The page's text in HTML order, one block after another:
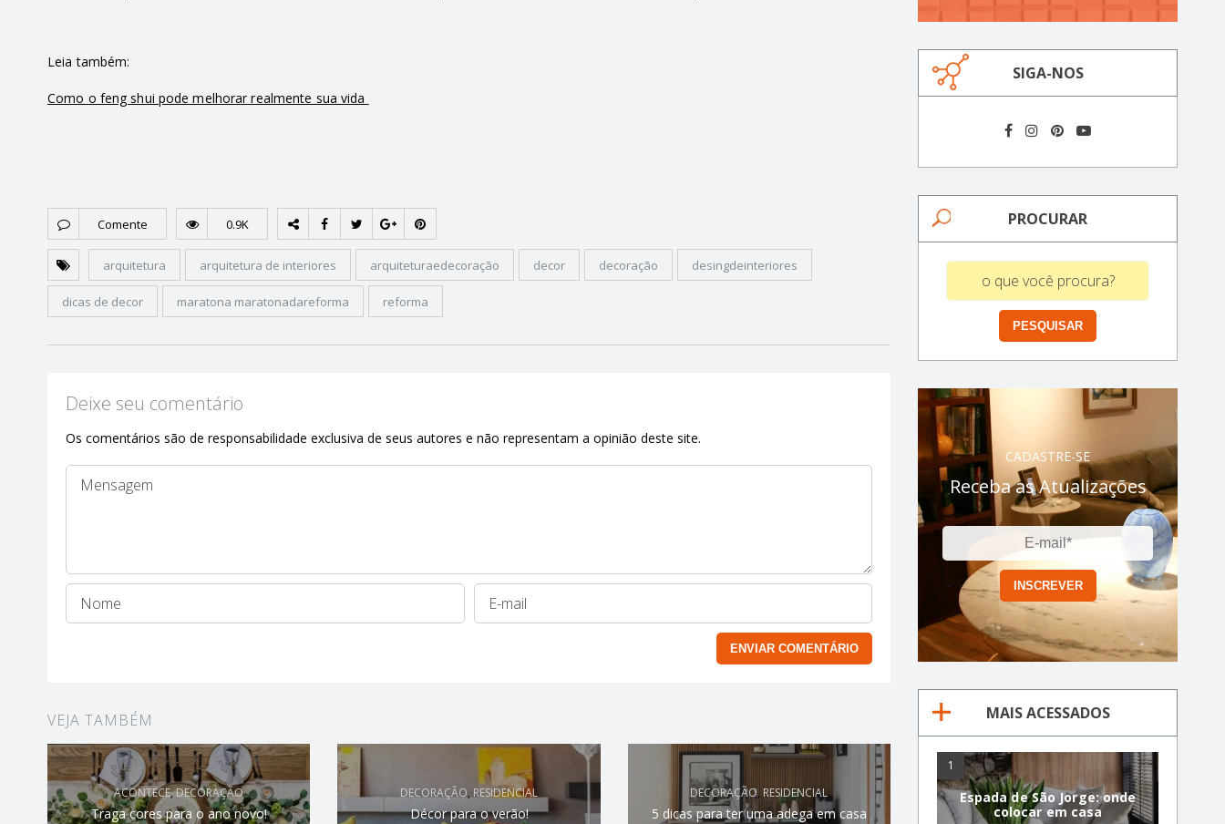
Leia também:
Como o feng shui pode melhorar realmente sua vida
Comente 0.9K
arquitetura arquitetura de interiores arquiteturaedecoração decor decoração desingdeinteriores
dicas de decor maratona maratonadareforma reforma
Deixe seu comentário
Os comentários são de responsabilidade exclusiva de seus autores e não representam a opinião deste site.
VEJA TAMBÉM
ACONTECE,DECORAÇÃO
Traga cores para o ano novo!
DECORAÇÃO, RESIDENCIAL
Décor para o verão!
DECORAÇÃO, RESIDENCIAL
5 dicas para ter uma adega em casa
SIGA-NOS
PROCURAR
CADASTRE-SE
Receba as Atualizações
MAIS ACESSADOS
1
Espada de São Jorge: onde
colocar em casa